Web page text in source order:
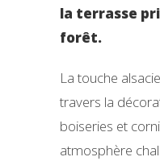
la terrasse
forêt.
La touche
travers la
boiseries et
atmosphère